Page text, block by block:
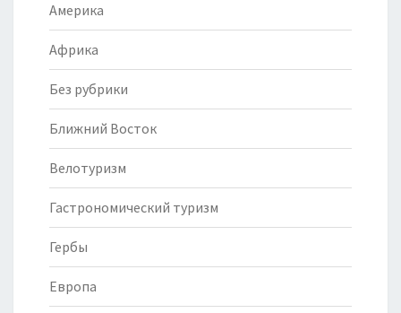
Америка
Африка
Без рубрики
Ближний Восток
Велотуризм
Гастрономический туризм
Гербы
Европа